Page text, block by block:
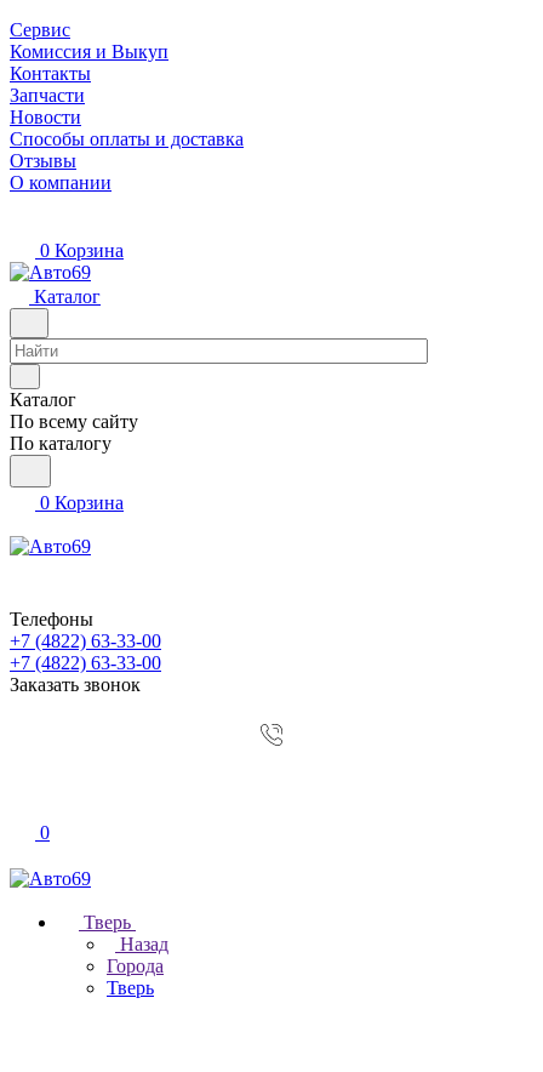
Сервис
Комиссия и Выкуп
Контакты
Запчасти
Новости
Способы оплаты и доставка
Отзывы
О компании
0 Корзина
Каталог
Каталог
По всему сайту
По каталогу
0 Корзина
Телефоны
+7 (4822) 63-33-00
+7 (4822) 63-33-00
Заказать звонок
0
Тверь
Назад
Города
Тверь